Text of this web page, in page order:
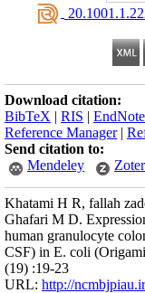
Download citation:
BibTeX | RIS | EndNote
Reference Manager|
Send citation to:
Mendeley
Khatami H R, fallah
Ghafari M D.
human granulocyte
CSF) in E. coli
(19) :19-23
URL: http://